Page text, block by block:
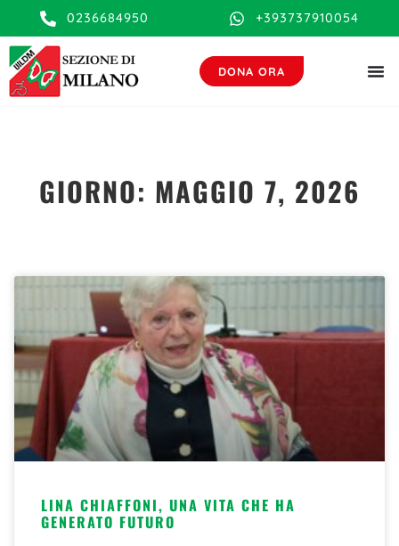
contenuto0236684950 +393737910054
DONA ORA
GIORNO: MAGGIO 7, 2026
LINA CHIAFFONI, UNA VITA CHE HA
GENERATO FUTURO